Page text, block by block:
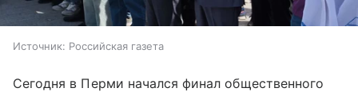
Источник: Российская газета
Сегодня в Перми начался финал общественного